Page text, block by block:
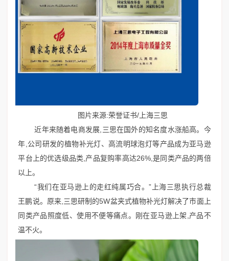
图片来源:荣誉证书/上海三思
近年来随着电商发展,三思在国外的知名度水涨船高。今
年,公司研发的植物补光灯、高流明球泡灯等产品成为亚马逊
平台上的优选级品类,产品复购率高达26%,是同类产品的两倍
以上。
“我们在亚马逊上的走红纯属巧合。”上海三思执行总裁
王鹏说。原来,三思研制的5W盆夹式植物补光灯解决了市面上
同类产品照度低、使用不便等痛点。刚在亚马逊上架,产品不
温不火。